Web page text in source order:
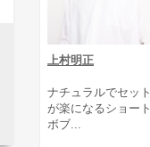
上村明正
ナチュラルでセット
が楽になるショート
ボブ...